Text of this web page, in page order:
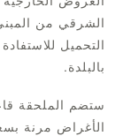
الشرقي من
التحميل
بالبلدة.